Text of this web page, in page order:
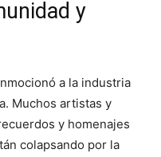
y
a la industria
Muchos artistas y
y homenajes
colapsando por la